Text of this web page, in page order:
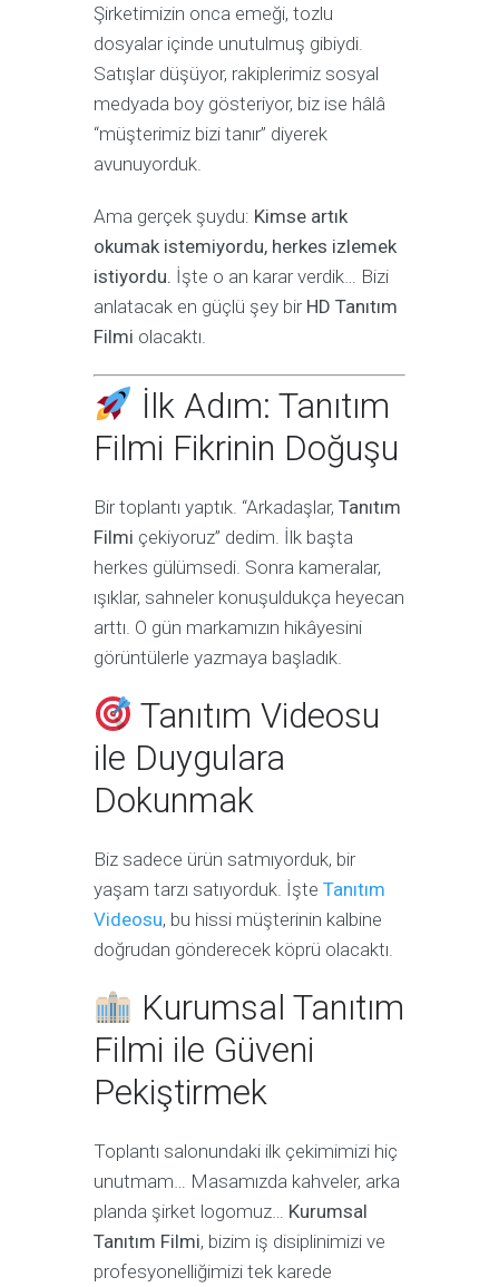
Şirketimizin onca emeği, tozlu
dosyalar içinde unutulmuş gibiydi.
Satışlar düşüyor, rakiplerimiz sosyal
medyada boy gösteriyor, biz ise hâlâ
“müşterimiz bizi tanır” diyerek
avunuyorduk.
Ama gerçek şuydu: Kimse artık
okumak istemiyordu, herkes izlemek
istiyordu. İşte o an karar verdik… Bizi
anlatacak en güçlü şey bir HD Tanıtım
Filmi olacaktı.
İlk Adım: Tanıtım
Filmi Fikrinin Doğuşu
Bir toplantı yaptık. “Arkadaşlar, Tanıtım
Filmi çekiyoruz” dedim. İlk başta
herkes gülümsedi. Sonra kameralar,
ışıklar, sahneler konuşuldukça heyecan
arttı. O gün markamızın hikâyesini
görüntülerle yazmaya başladık.
Tanıtım Videosu
ile Duygulara
Dokunmak
Biz sadece ürün satmıyorduk, bir
yaşam tarzı satıyorduk. İşte Tanıtım
Videosu, bu hissi müşterinin kalbine
doğrudan gönderecek köprü olacaktı.
Kurumsal Tanıtım
Filmi ile Güveni
Pekiştirmek
Toplantı salonundaki ilk çekimimizi hiç
unutmam… Masamızda kahveler, arka
planda şirket logomuz… Kurumsal
Tanıtım Filmi, bizim iş disiplinimizi ve
profesyonelliğimizi tek karede